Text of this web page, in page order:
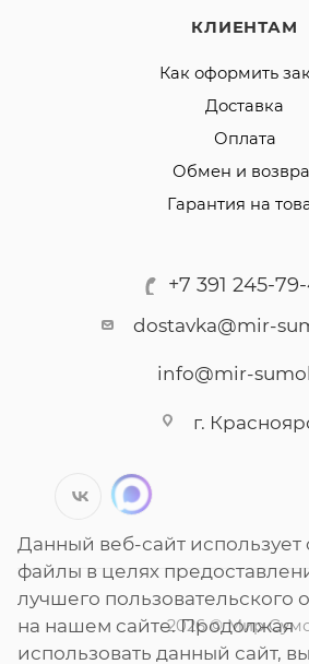
КЛИЕНТАМ
Как оформить
Доставка
Оплата
Обмен и
Гарантия на
+7 391 245-
dostavka@mir-
info@mir-
г.
2026 © Мир
Данный веб-сайт использует
файлы в целях
лучшего пользовательского
на нашем сайте. Продолжая
использовать данный сайт, вы